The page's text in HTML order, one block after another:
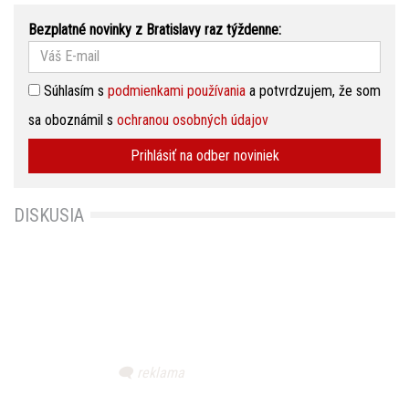
Bezplatné novinky z Bratislavy raz týždenne:
Súhlasím s podmienkami používania a potvrdzujem, že som
sa oboznámil s ochranou osobných údajov
Prihlásiť na odber noviniek
DISKUSIA